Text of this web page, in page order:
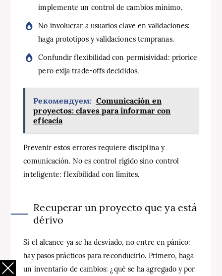
implemente un control de cambios mínimo.
No involucrar a usuarios clave en validaciones:
haga prototipos y validaciones tempranas.
Confundir flexibilidad con permisividad: priorice
pero exija trade-offs decididos.
Рекомендуем: Comunicación en
proyectos: claves para informar con
eficacia
Prevenir estos errores requiere disciplina y
comunicación. No es control rígido sino control
inteligente: flexibilidad con límites.
Recuperar un proyecto que ya está
dérivo
Si el alcance ya se ha desviado, no entre en pánico:
hay pasos prácticos para reconducirlo. Primero, haga
un inventario de cambios: ¿qué se ha agregado y por